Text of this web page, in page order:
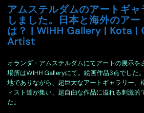
アムステルダムのアートギ
しました。日本と海外のアー
は？ | WIHH Gallery | Kota |
Artist
オランダ・アムステルダムにてアートの展示を
場所はWIHH Galleryにて。絵画作品3点でした
地でありながら、超巨大なアートギャラリー。
ィスト達が集い、超自由な作品に溢れる刺激的
た。